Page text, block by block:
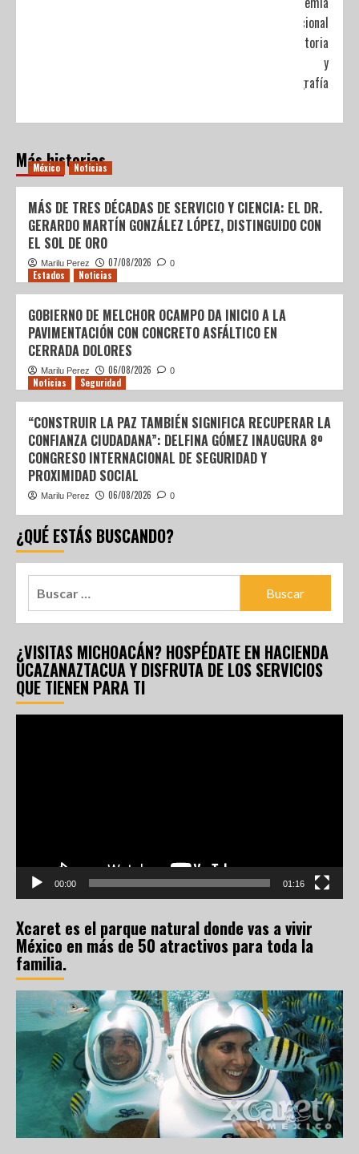
Nacional
de Historia
y
Geografía
Más historias
México Noticias
MÁS DE TRES DÉCADAS DE SERVICIO Y CIENCIA: EL DR.
GERARDO MARTÍN GONZÁLEZ LÓPEZ, DISTINGUIDO CON
EL SOL DE ORO
Marilu Perez 07/08/2026 0
Estados Noticias
GOBIERNO DE MELCHOR OCAMPO DA INICIO A LA
PAVIMENTACIÓN CON CONCRETO ASFÁLTICO EN
CERRADA DOLORES
Marilu Perez 06/08/2026 0
Noticias Seguridad
“CONSTRUIR LA PAZ TAMBIÉN SIGNIFICA RECUPERAR LA
CONFIANZA CIUDADANA”: DELFINA GÓMEZ INAUGURA 8º
CONGRESO INTERNACIONAL DE SEGURIDAD Y
PROXIMIDAD SOCIAL
Marilu Perez 06/08/2026 0
¿QUÉ ESTÁS BUSCANDO?
¿VISITAS MICHOACÁN? HOSPÉDATE EN HACIENDA
UCAZANAZTACUA Y DISFRUTA DE LOS SERVICIOS
QUE TIENEN PARA TI
00:00 01:16
Xcaret es el parque natural donde vas a vivir
México en más de 50 atractivos para toda la
familia.